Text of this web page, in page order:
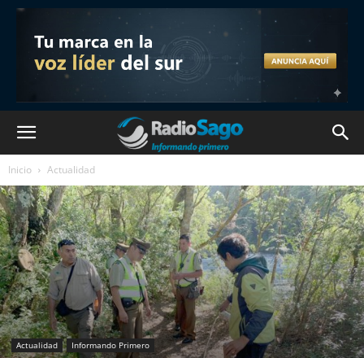
Inicio Actualidad
Actualidad Informando Primero